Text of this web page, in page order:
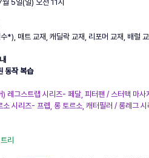
5일(일) 오전 11시
*), 매트 교재, 캐딜락 교재, 리포머 교재, 배럴
동작 복습
) 레그스트랩 시리즈- 페달, 피터팬 / 스터맥 마
소 시리즈- 프렙, 롱 토르소, 캐터필러 / 롱레그
리